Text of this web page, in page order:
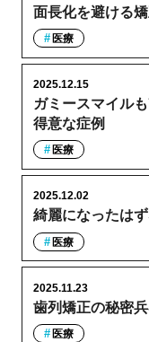
面長化を避ける
医療
ガミースマイル
得意な症例
2025.12.15
医療
綺麗になったは
2025.12.02
医療
歯列矯正の秘密
2025.11.23
医療